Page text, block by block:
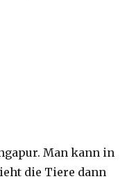
Man kann in
die Tiere dann